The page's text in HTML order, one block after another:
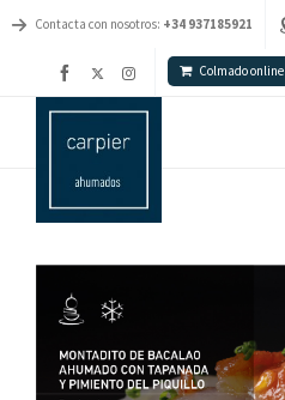
Contacta con nosotros: +34 937185921
Colmado online